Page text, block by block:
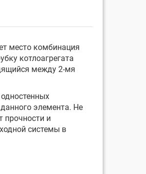
место комбинация
котлоагрегата
между 2-мя
элемента. Не
прочности и
системы в